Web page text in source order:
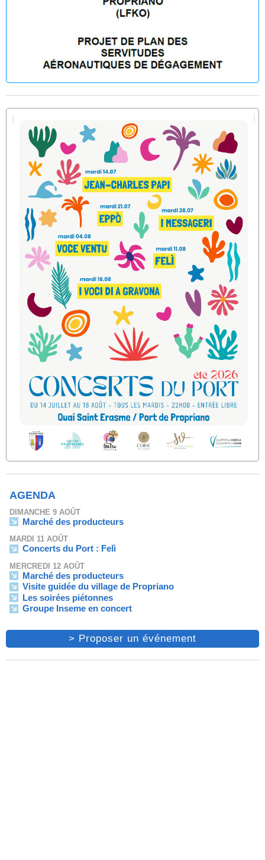
AGENDA
DIMANCHE 9 AOÛT
Marché des producteurs
MARDI 11 AOÛT
Concerts du Port : Felì
MERCREDI 12 AOÛT
Marché des producteurs
Visite guidée du village de Propriano
Les soirées piétonnes
Groupe Inseme en concert
> Proposer un événement